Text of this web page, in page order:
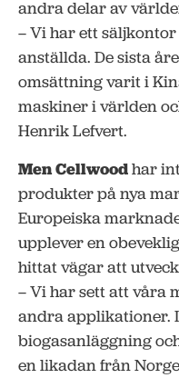
andra delar av
– Vi har ett
anställda. De sista
omsättning varit i
maskiner i världen
Henrik Lefvert.
Men Cellwoodhar
produkter på nya
Europeiska
upplever en
hittat vägar att
– Vi har sett att våra
andra applikationer.
biogasanläggning
en likadan från